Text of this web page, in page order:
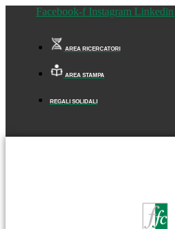
Facebook-f Instagram Linkedin
AREA RICERCATORI
AREA STAMPA
REGALI SOLIDALI